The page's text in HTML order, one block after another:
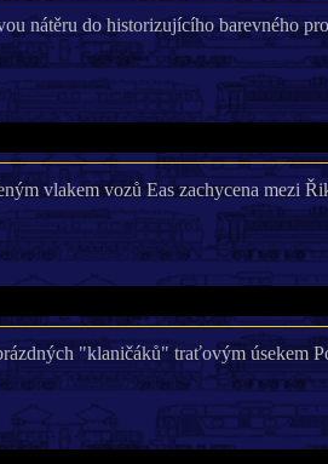
nátěru do historizujícího barevného
vlakem vozů Eas zachycena mezi
"klaničáků" traťovým úsekem